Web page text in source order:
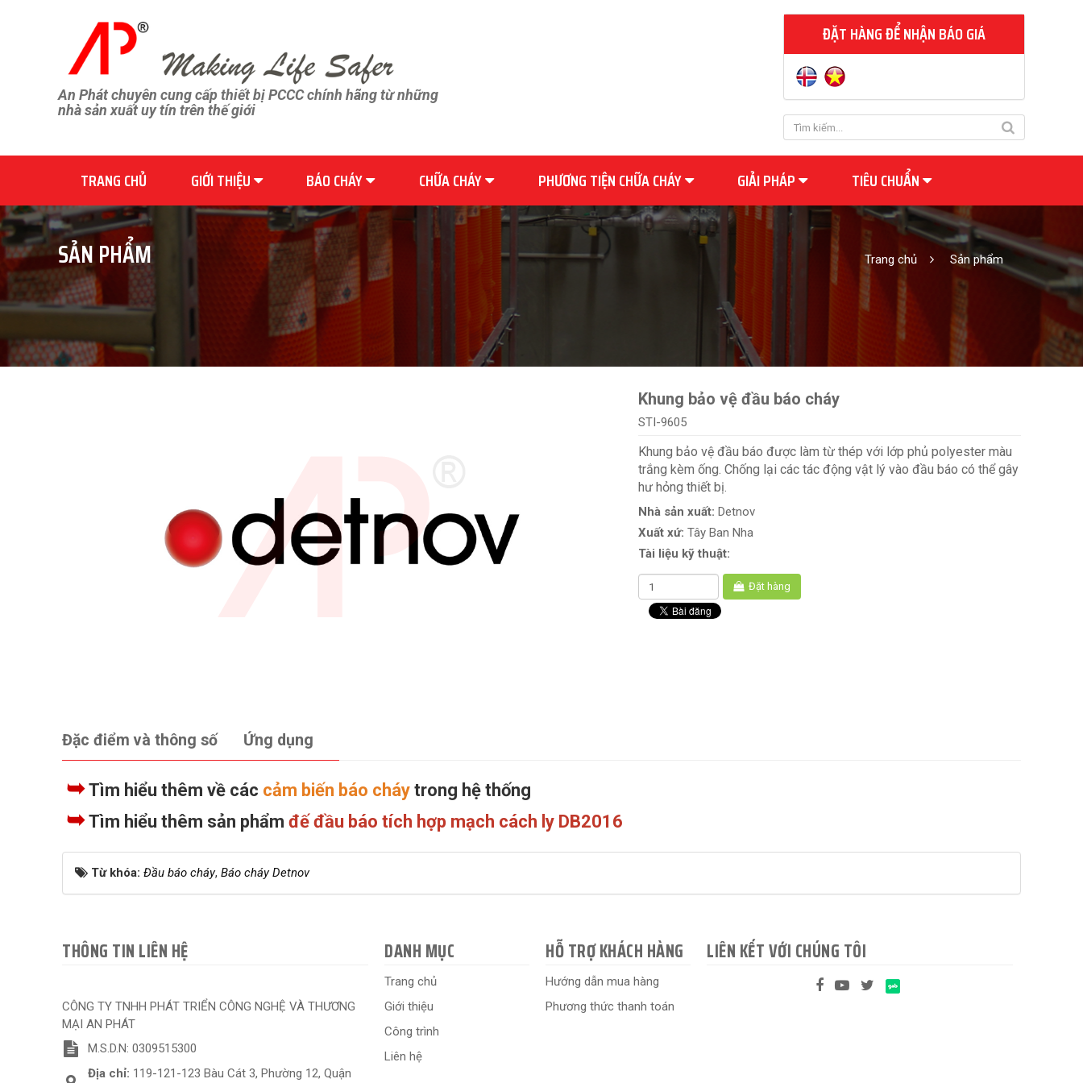
An Phát chuyên cung cấp thiết bị PCCC chính hãng từ những
nhà sản xuất uy tín trên thế giới
ĐẶT HÀNG ĐỂ NHẬN BÁO GIÁ
TRANG CHỦ GIỚI THIỆU BÁO CHÁY CHỮA CHÁY PHƯƠNG TIỆN CHỮA CHÁY GIẢI PHÁP TIÊU CHUẨN
SẢN PHẨM Trang chủ Sản phẩm
Khung bảo vệ đầu báo cháy
STI-9605
Khung bảo vệ đầu báo được làm từ thép với lớp phủ polyester màu
trắng kèm ống. Chống lại các tác động vật lý vào đầu báo có thể gây
hư hỏng thiết bị.
Nhà sản xuất: Detnov
Xuất xứ: Tây Ban Nha
Tài liệu kỹ thuật:
Đặt hàng
Đặc điểm và thông số Ứng dụng
➥Tìm hiểu thêm về các cảm biến báo cháy trong hệ thống
➥Tìm hiểu thêm sản phẩm đế đầu báo tích hợp mạch cách ly DB2016
Từ khóa: Đầu báo cháy, Báo cháy Detnov
THÔNG TIN LIÊN HỆ
CÔNG TY TNHH PHÁT TRIỂN CÔNG NGHỆ VÀ THƯƠNG
MẠI AN PHÁT
M.S.D.N: 0309515300
Địa chỉ: 119-121-123 Bàu Cát 3, Phường 12, Quận
DANH MỤC
Trang chủ
Giới thiệu
Công trình
Liên hệ
HỖ TRỢ KHÁCH HÀNG
Hướng dẫn mua hàng
Phương thức thanh toán
LIÊN KẾT VỚI CHÚNG TÔI